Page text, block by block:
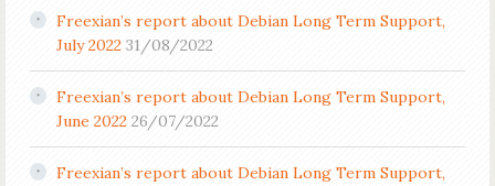
Freexian’s report about Debian Long Term Support,
July 2022 31/08/2022
Freexian’s report about Debian Long Term Support,
June 2022 26/07/2022
Freexian’s report about Debian Long Term Support,